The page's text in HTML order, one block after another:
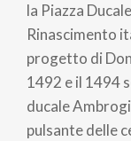
la Piazza
Rinascimento
progetto di
1492 e il 1494
ducale
pulsante delle